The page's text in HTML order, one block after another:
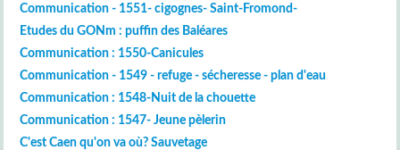
Communication - 1551- cigognes- Saint-Fromond-
Etudes du GONm : puffin des Baléares
Communication : 1550-Canicules
Communication - 1549 - refuge - sécheresse - plan d'eau
Communication : 1548-Nuit de la chouette
Communication : 1547- Jeune pèlerin
C'est Caen qu'on va où? Sauvetage